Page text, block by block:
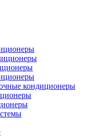
кондиционеры